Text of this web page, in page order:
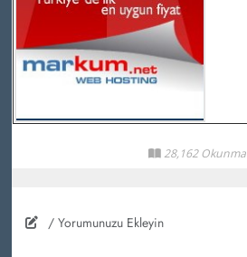
28,162 Okunma
/ Yorumunuzu Ekleyin